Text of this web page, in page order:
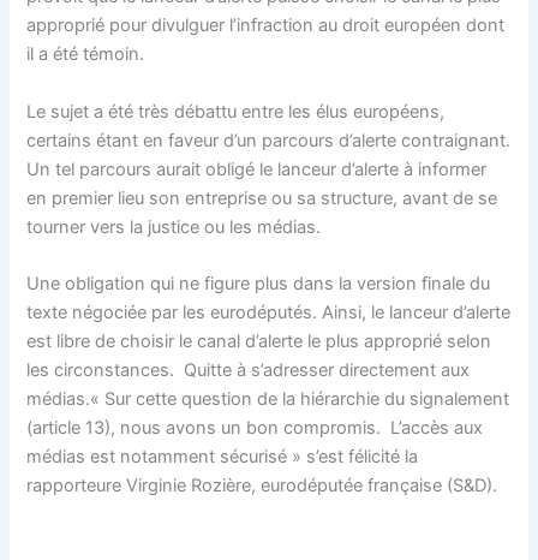
approprié pour divulguer l’infraction au droit européen dont
il a été témoin.
Le sujet a été très débattu entre les élus européens,
certains étant en faveur d’un parcours d’alerte contraignant.
Un tel parcours aurait obligé le lanceur d’alerte à informer
en premier lieu son entreprise ou sa structure, avant de se
tourner vers la justice ou les médias.
Une obligation qui ne figure plus dans la version finale du
texte négociée par les eurodéputés. Ainsi, le lanceur d’alerte
est libre de choisir le canal d’alerte le plus approprié selon
les circonstances. Quitte à s’adresser directement aux
médias.« Sur cette question de la hiérarchie du signalement
(article 13), nous avons un bon compromis. L’accès aux
médias est notamment sécurisé » s’est félicité la
rapporteure Virginie Rozière, eurodéputée française (S&D).